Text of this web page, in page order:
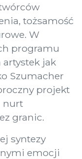
tożsamość
W
programu
artystek jak
Szumacher
projekt
nurt
granic.
syntezy
emocji